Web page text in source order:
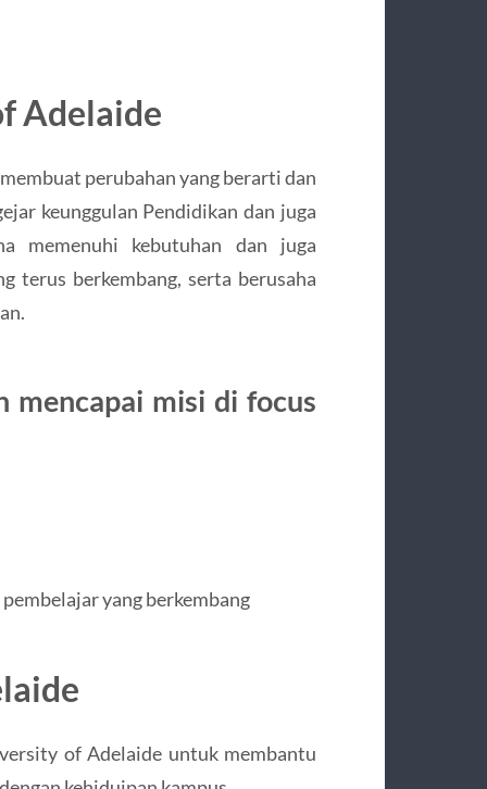
Adelaide
perubahan yang berarti dan
keunggulan Pendidikan dan juga
memenuhi kebutuhan dan juga
terus berkembang, serta berusaha
mencapai misi di focus
yang berkembang
of Adelaide untuk membantu